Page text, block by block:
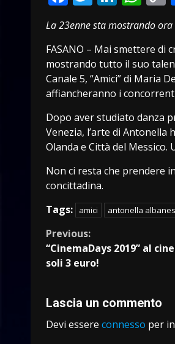
La 23enne sta mostrando
FASANO – Mai smettere di
mostrando tutto il suo
Canale 5, “Amici” di Maria
affiancheranno i
Dopo aver studiato danza
Venezia, l’arte di
Olanda e Città del
Non ci resta che prendere
concittadina.
Tags:
amici antonella
Continue
Reading
Previous:
“CinemaDays 2019” al
soli 3 euro!
Lascia un commento
Devi essere connesso per